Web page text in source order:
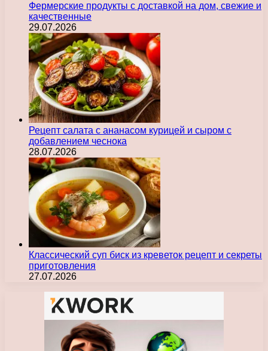
Фермерские продукты с доставкой на дом, свежие и
качественные
29.07.2026
Рецепт салата с ананасом курицей и сыром с
добавлением чеснока
28.07.2026
Классический суп биск из креветок рецепт и секреты
приготовления
27.07.2026